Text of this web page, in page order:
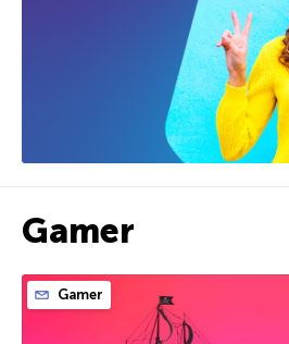
Gamer
Gamer